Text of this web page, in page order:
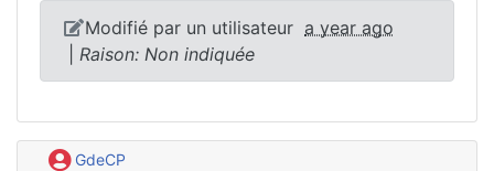
Modifié par un utilisateur a year ago
Raison: Non indiquée
GdeCP